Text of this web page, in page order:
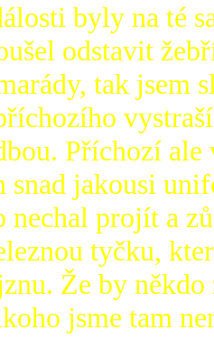
byly na té
odstavit
tak jsem
Příchozí
snad jakousi
nechal projít a
tyčku,
Že by
jsme tam